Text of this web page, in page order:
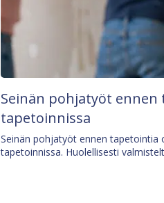
Seinän pohjatyöt
tapetoinnissa
Seinän pohjatyöt ennen tapetointia
tapetoinnissa. Huolellisesti